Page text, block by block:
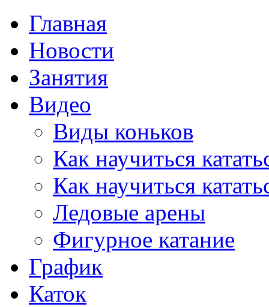
Главная
Новости
Занятия
Видео
Виды коньков
Как научиться
Как научиться
Ледовые арены
Фигурное катание
График
Каток